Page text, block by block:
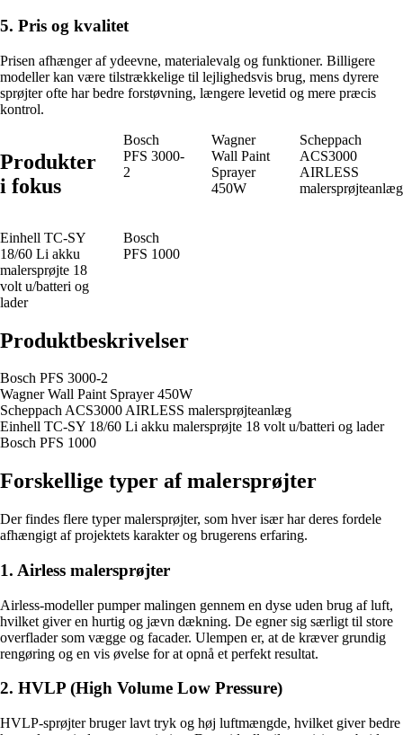
5. Pris og kvalitet
Prisen afhænger af ydeevne, materialevalg og funktioner. Billigere
modeller kan være tilstrækkelige til lejlighedsvis brug, mens dyrere
sprøjter ofte har bedre forstøvning, længere levetid og mere præcis
kontrol.
Produkter
i fokus
Bosch
PFS 3000-
2
Wagner
Wall Paint
Sprayer
450W
Scheppach
ACS3000
AIRLESS
malersprøjteanlæg
Einhell TC-SY
18/60 Li akku
malersprøjte 18
volt u/batteri og
lader
Bosch
PFS 1000
Produktbeskrivelser
Bosch PFS 3000-2
Wagner Wall Paint Sprayer 450W
Scheppach ACS3000 AIRLESS malersprøjteanlæg
Einhell TC-SY 18/60 Li akku malersprøjte 18 volt u/batteri og lader
Bosch PFS 1000
Forskellige typer af malersprøjter
Der findes flere typer malersprøjter, som hver især har deres fordele
afhængigt af projektets karakter og brugerens erfaring.
1. Airless malersprøjter
Airless-modeller pumper malingen gennem en dyse uden brug af luft,
hvilket giver en hurtig og jævn dækning. De egner sig særligt til store
overflader som vægge og facader. Ulempen er, at de kræver grundig
rengøring og en vis øvelse for at opnå et perfekt resultat.
2. HVLP (High Volume Low Pressure)
HVLP-sprøjter bruger lavt tryk og høj luftmængde, hvilket giver bedre